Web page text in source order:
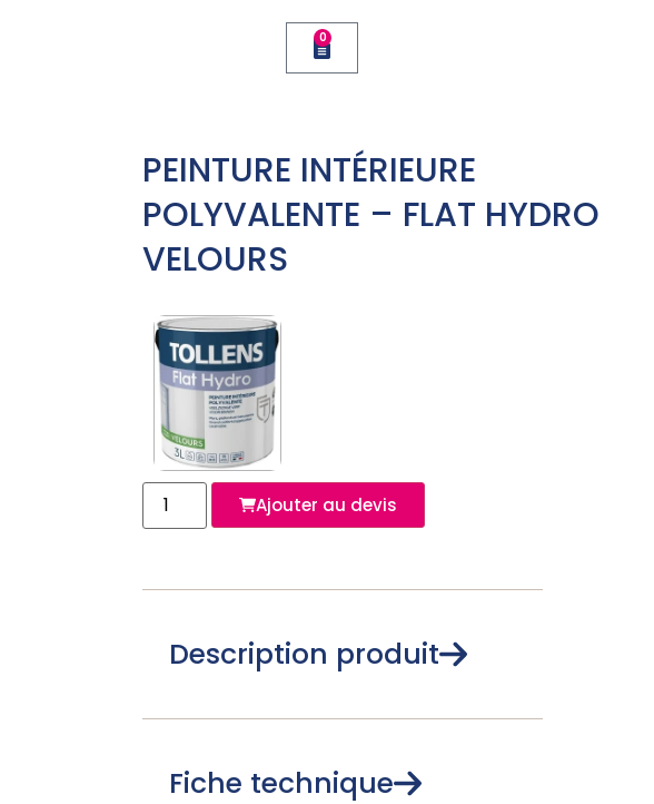
0
PEINTURE INTÉRIEURE
POLYVALENTE – FLAT HYDRO
VELOURS
Ajouter au devis
Description produit
Fiche technique